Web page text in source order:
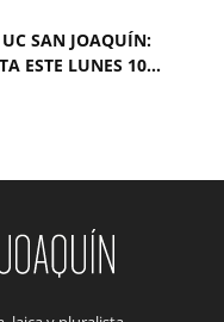
SAN JOAQUÍN:
ESTE LUNES 10...